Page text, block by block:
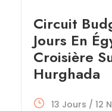
Circuit
Jours En
Croisière
Hurghada
13 Jours / 12